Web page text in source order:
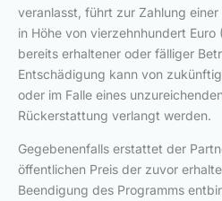
veranlasst, führt zur Zahlung
in Höhe von vierzehnhundert Euro
bereits erhaltener oder fälliger
Entschädigung kann von
oder im Falle eines
Rückerstattung verlangt werden.
Gegebenenfalls erstattet der
öffentlichen Preis der zuvor
Beendigung des Programms